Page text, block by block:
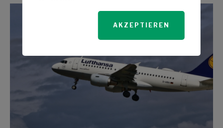
AKZEPTIEREN